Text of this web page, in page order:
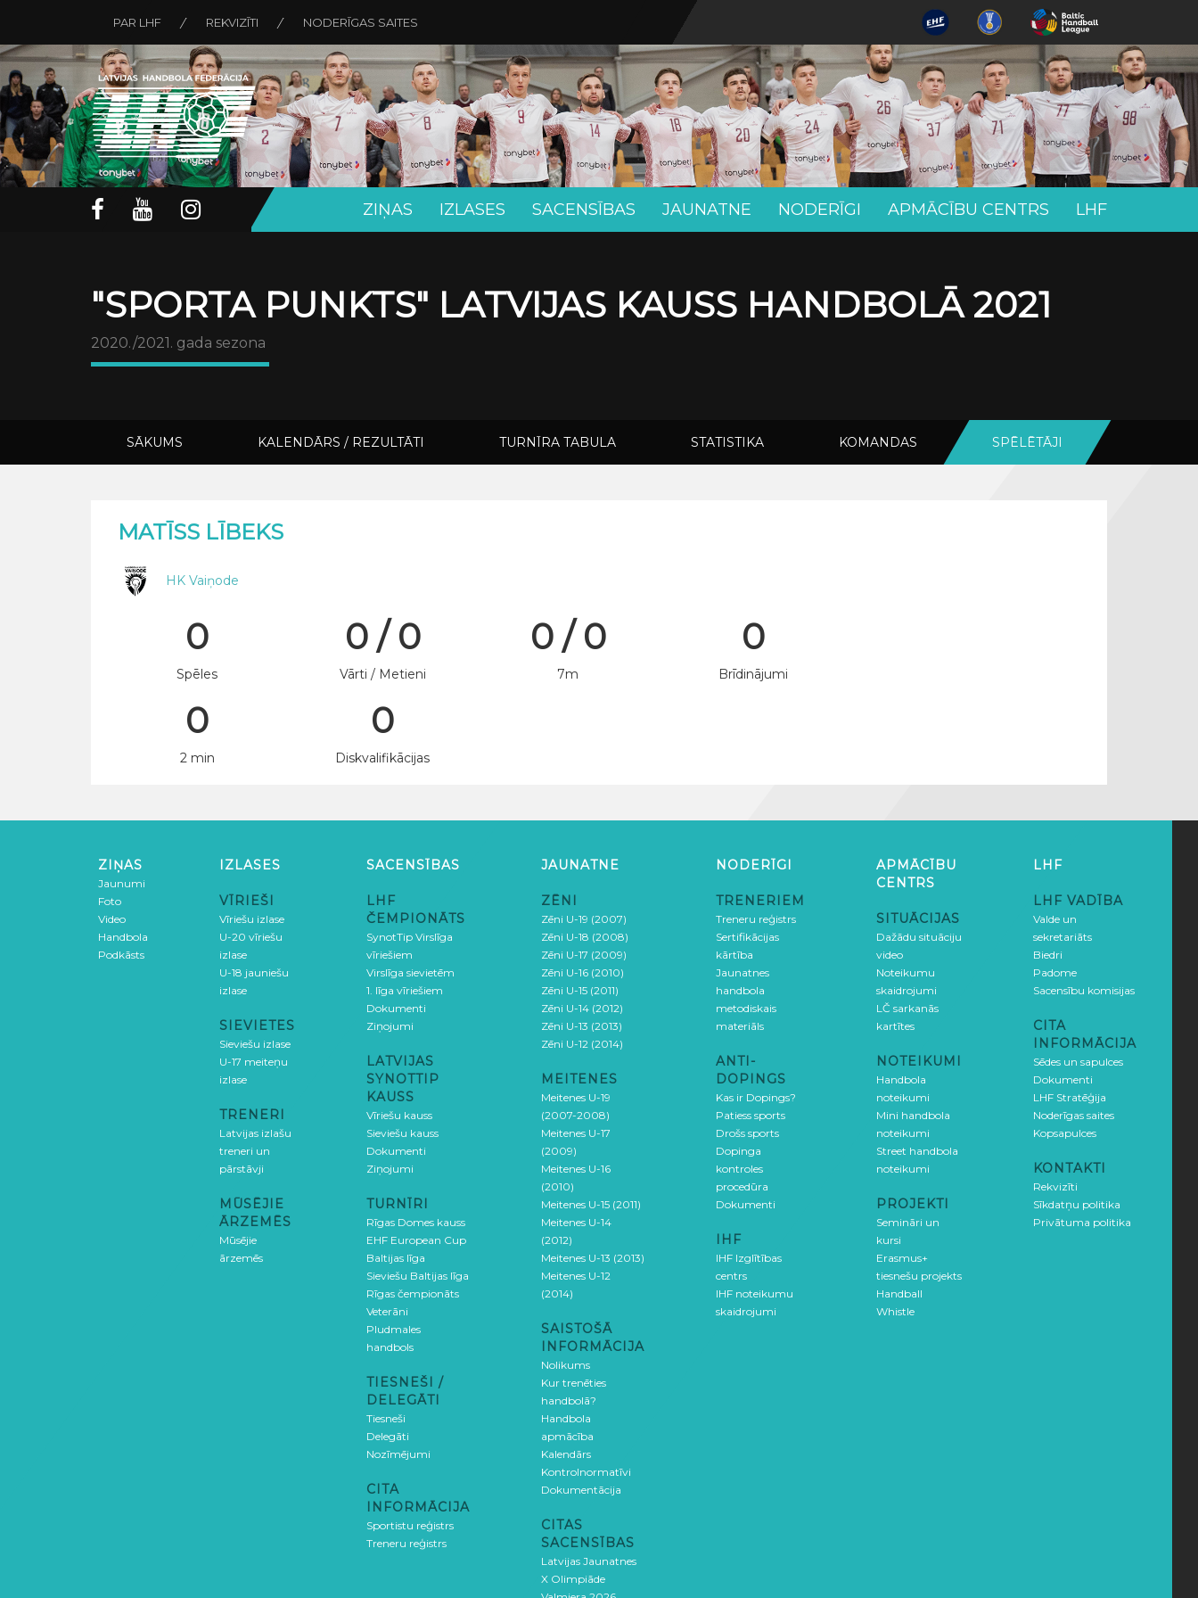
PAR LHF REKVIZĪTI NODERĪGAS SAITES
ZIŅAS IZLASES SACENSĪBAS JAUNATNE NODERĪGI APMĀCĪBU CENTRS LHF
"SPORTA PUNKTS" LATVIJAS KAUSS HANDBOLĀ 2021
2020./2021. gada sezona
SĀKUMS KALENDĀRS / REZULTĀTI TURNĪRA TABULA STATISTIKA KOMANDAS SPĒLĒTĀJI
MATĪSS LĪBEKS
HK Vaiņode
0
Spēles
0 / 0
Vārti / Metieni
0 / 0
7m
0
Brīdinājumi
0
2 min
0
Diskvalifikācijas
ZIŅAS
Jaunumi
Foto
Video
Handbola
Podkāsts
IZLASES
VĪRIEŠI
Vīriešu izlase
U-20 vīriešu
izlase
U-18 jauniešu
izlase
SIEVIETES
Sieviešu izlase
U-17 meiteņu
izlase
TRENERI
Latvijas izlašu
treneri un
pārstāvji
MŪSĒJIE
ĀRZEMĒS
Mūsējie
ārzemēs
SACENSĪBAS
LHF
ČEMPIONĀTS
SynotTip Virslīga
vīriešiem
Virslīga sievietēm
1. līga vīriešiem
Dokumenti
Ziņojumi
LATVIJAS
SYNOTTIP
KAUSS
Vīriešu kauss
Sieviešu kauss
Dokumenti
Ziņojumi
TURNĪRI
Rīgas Domes kauss
EHF European Cup
Baltijas līga
Sieviešu Baltijas līga
Rīgas čempionāts
Veterāni
Pludmales
handbols
TIESNEŠI /
DELEGĀTI
Tiesneši
Delegāti
Nozīmējumi
CITA
INFORMĀCIJA
Sportistu reģistrs
Treneru reģistrs
JAUNATNE
ZĒNI
Zēni U-19 (2007)
Zēni U-18 (2008)
Zēni U-17 (2009)
Zēni U-16 (2010)
Zēni U-15 (2011)
Zēni U-14 (2012)
Zēni U-13 (2013)
Zēni U-12 (2014)
MEITENES
Meitenes U-19
(2007-2008)
Meitenes U-17
(2009)
Meitenes U-16
(2010)
Meitenes U-15 (2011)
Meitenes U-14
(2012)
Meitenes U-13 (2013)
Meitenes U-12
(2014)
SAISTOŠĀ
INFORMĀCIJA
Nolikums
Kur trenēties
handbolā?
Handbola
apmācība
Kalendārs
Kontrolnormatīvi
Dokumentācija
CITAS
SACENSĪBAS
Latvijas Jaunatnes
X Olimpiāde
NODERĪGI
TRENERIEM
Treneru reģistrs
Sertifikācijas
kārtība
Jaunatnes
handbola
metodiskais
materiāls
ANTI-
DOPINGS
Kas ir Dopings?
Patiess sports
Drošs sports
Dopinga
kontroles
procedūra
Dokumenti
IHF
IHF Izglītības
centrs
IHF noteikumu
skaidrojumi
APMĀCĪBU
CENTRS
SITUĀCIJAS
Dažādu situāciju
video
Noteikumu
skaidrojumi
LČ sarkanās
kartītes
NOTEIKUMI
Handbola
noteikumi
Mini handbola
noteikumi
Street handbola
noteikumi
PROJEKTI
Semināri un
kursi
Erasmus+
tiesnešu projekts
Handball
Whistle
LHF
LHF VADĪBA
Valde un
sekretariāts
Biedri
Padome
Sacensību komisijas
CITA
INFORMĀCIJA
Sēdes un sapulces
Dokumenti
LHF Stratēģija
Noderīgas saites
Kopsapulces
KONTAKTI
Rekvizīti
Sīkdatņu politika
Privātuma politika